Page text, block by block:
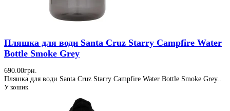
Пляшка для води Santa Cruz Starry Campfire Water
Bottle Smoke Grey
690.00грн.
Пляшка для води Santa Cruz Starry Campfire Water Bottle Smoke Grey..
У кошик